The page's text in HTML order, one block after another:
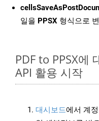
일을 PPSX 형식으로
PDF to PPSX에
API 활용 시작
대시보드에서 계